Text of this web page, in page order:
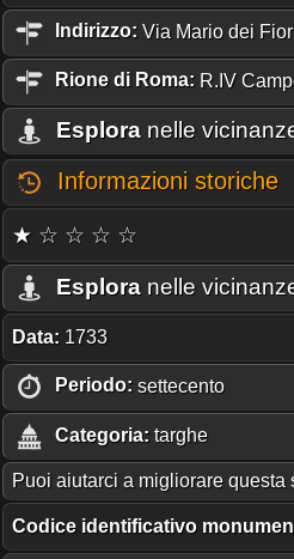
Indirizzo: Via Mario dei
Rione di Roma: R.IV
Esplora nelle
Informazioni storiche
★ ☆ ☆ ☆ ☆
Esplora nelle
Data: 1733
Periodo: settecento
Categoria: targhe
Puoi aiutarci a migliorare questa
Codice identificativo